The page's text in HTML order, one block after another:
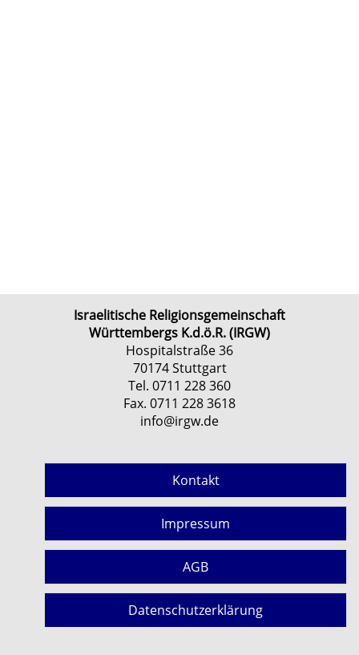
Israelitische Religionsgemeinschaft
Württembergs K.d.ö.R. (IRGW)
Hospitalstraße 36
70174 Stuttgart
Tel. 0711 228 360
Fax. 0711 228 3618
info@irgw.de
Kontakt
Impressum
AGB
Datenschutzerklärung